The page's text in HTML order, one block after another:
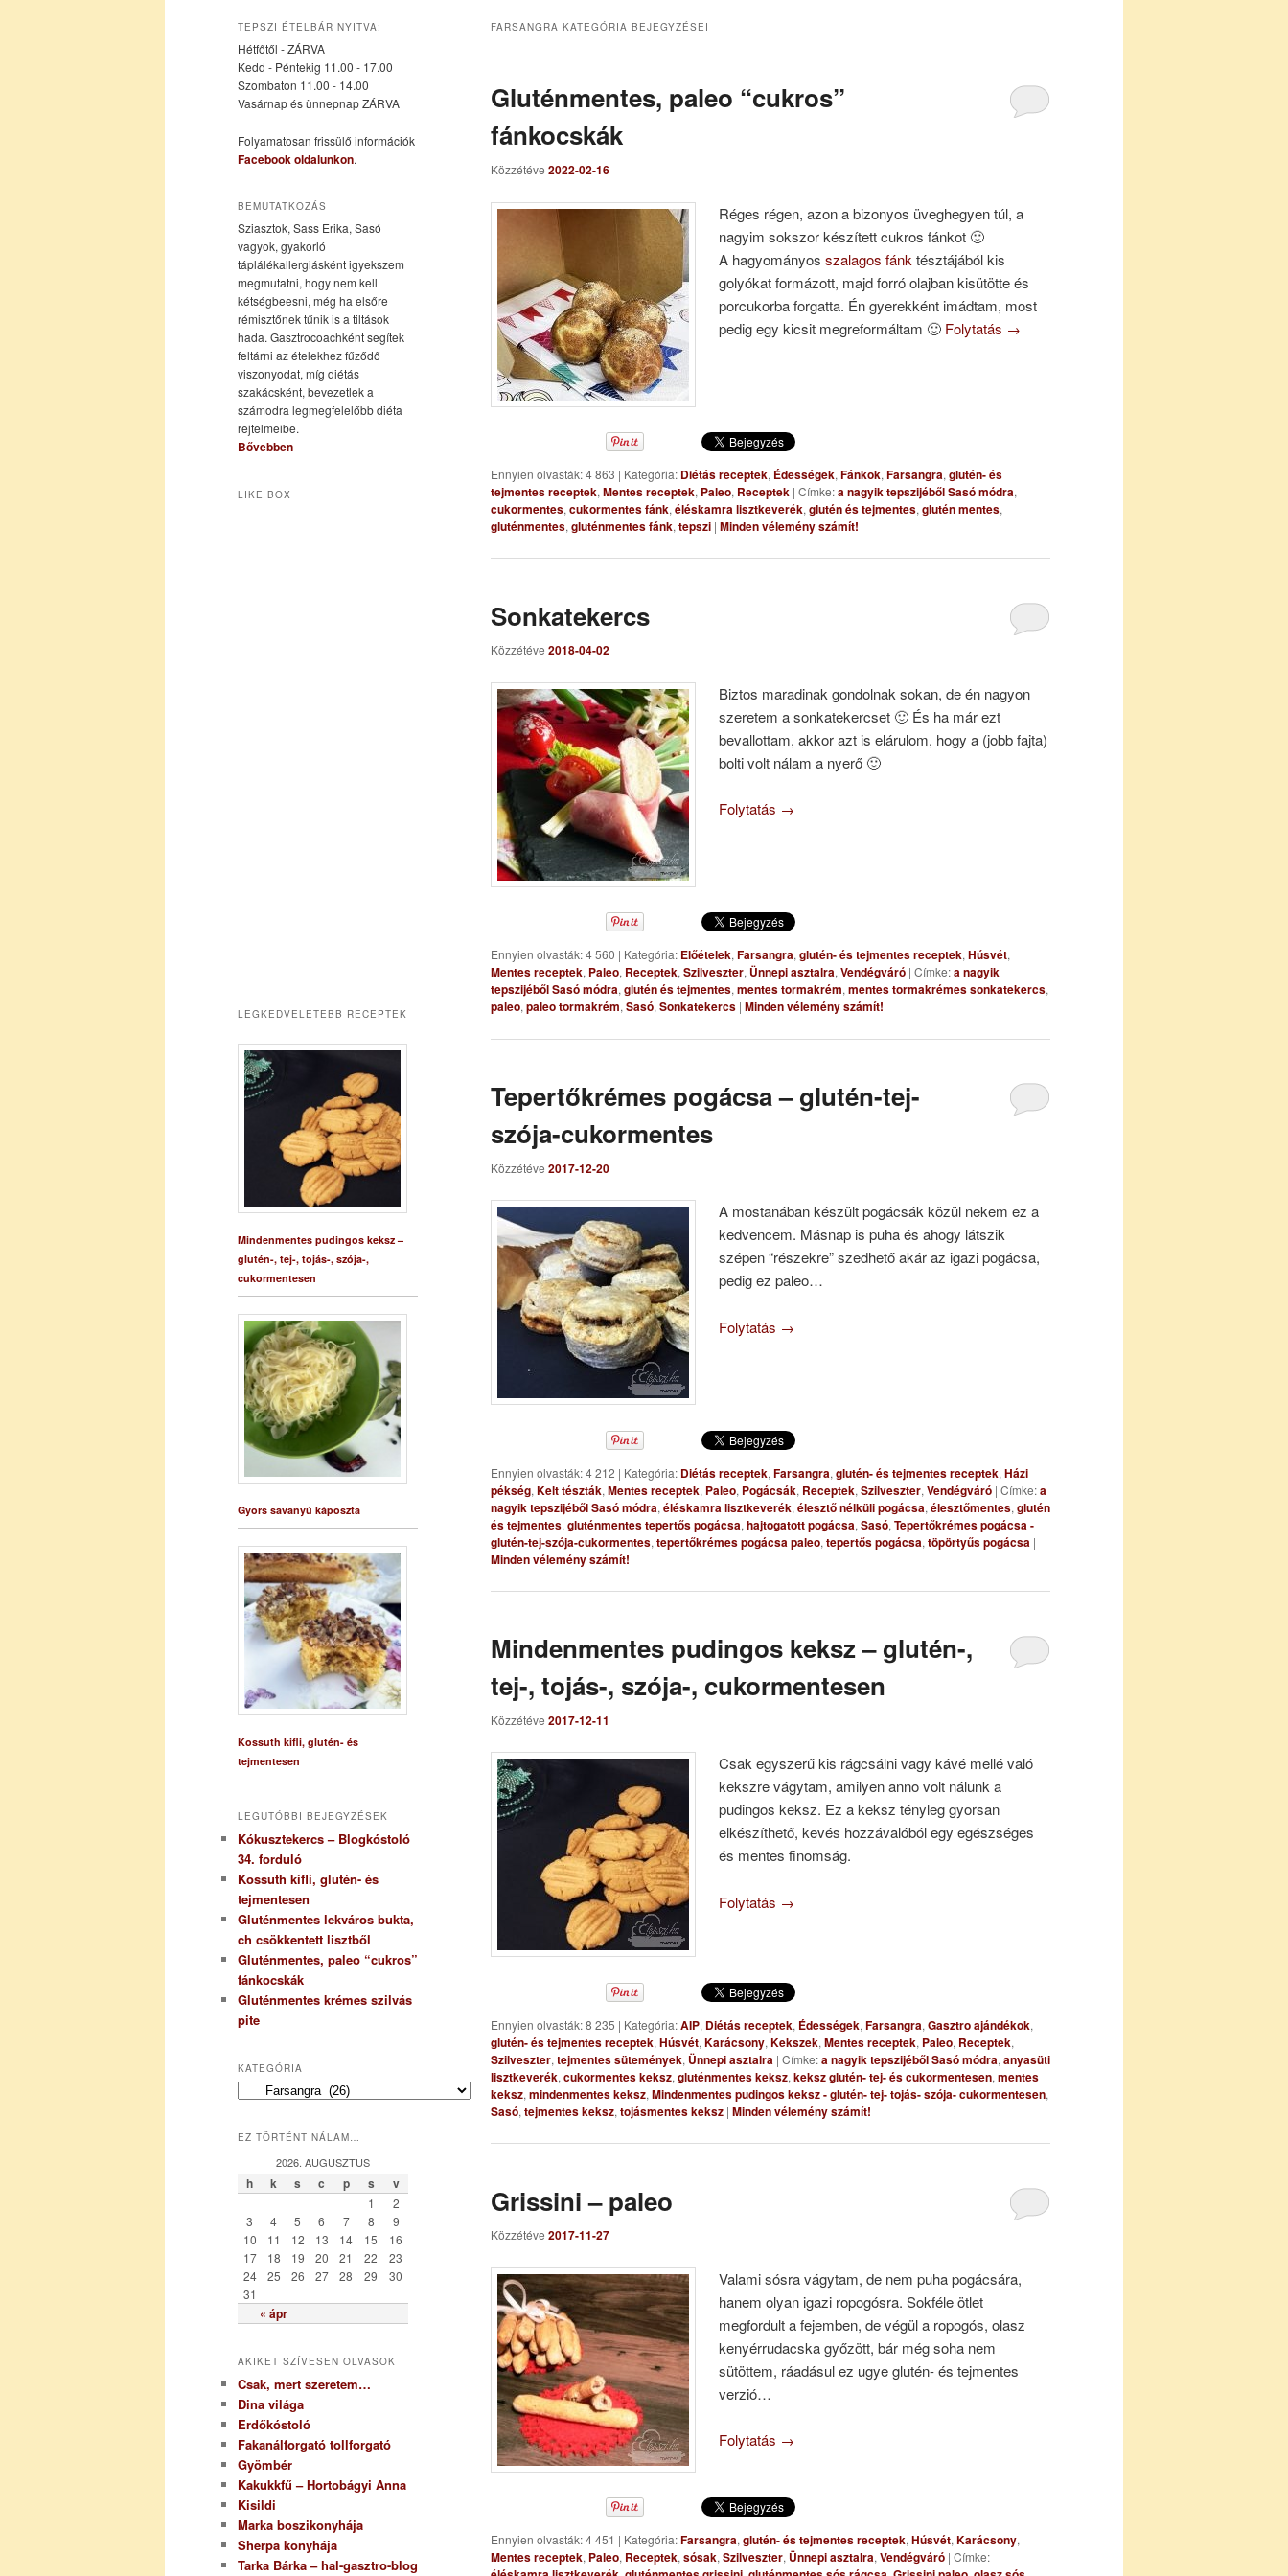
elsődleges
tartalomra
másodlagos
tartalomra
FARSANGRA KATEGÓRIA BEJEGYZÉSEI
Gluténmentes, paleo “cukros”
fánkocskák
Közzétéve 2022-02-16
Réges régen, azon a bizonyos üveghegyen túl, a
nagyim sokszor készített cukros fánkot 🙂
A hagyományosszalagos fánk tésztájából kis
golyókat formázott, majd forró olajban kisütötte és
porcukorba forgatta. Én gyerekként imádtam, most
pedig egy kicsit megreformáltam 🙂 Folytatás →
Ennyien olvasták: 4 863 | Kategória: Diétás receptek, Édességek, Fánkok, Farsangra, glutén- és
tejmentes receptek, Mentes receptek, Paleo, Receptek | Címke:a nagyik tepszijéből Sasó módra,
cukormentes, cukormentes fánk, éléskamra lisztkeverék, glutén és tejmentes, glutén mentes,
gluténmentes, gluténmentes fánk, tepszi | Minden vélemény számít!
Sonkatekercs
Közzétéve 2018-04-02
Biztos maradinak gondolnak sokan, de én nagyon
szeretem a sonkatekercset 🙂 És ha már ezt
bevallottam, akkor azt is elárulom, hogy a (jobb fajta)
bolti volt nálam a nyerő 🙂
Folytatás →
Ennyien olvasták: 4 560 | Kategória: Előételek, Farsangra, glutén- és tejmentes receptek, Húsvét,
Mentes receptek, Paleo, Receptek, Szilveszter, Ünnepi asztalra, Vendégváró | Címke:a nagyik
tepszijéből Sasó módra, glutén és tejmentes, mentes tormakrém, mentes tormakrémes sonkatekercs,
paleo, paleo tormakrém, Sasó, Sonkatekercs | Minden vélemény számít!
Tepertőkrémes pogácsa – glutén-tej-
szója-cukormentes
Közzétéve 2017-12-20
A mostanában készült pogácsák közül nekem ez a
kedvencem. Másnap is puha és ahogy látszik
szépen “részekre” szedhető akár az igazi pogácsa,
pedig ez paleo…
Folytatás →
Ennyien olvasták: 4 212 | Kategória: Diétás receptek, Farsangra, glutén- és tejmentes receptek, Házi
pékség, Kelt tészták, Mentes receptek, Paleo, Pogácsák, Receptek, Szilveszter, Vendégváró | Címke:a
nagyik tepszijéből Sasó módra, éléskamra lisztkeverék, élesztő nélküli pogácsa, élesztőmentes, glutén
és tejmentes, gluténmentes tepertős pogácsa, hajtogatott pogácsa, Sasó, Tepertőkrémes pogácsa -
glutén-tej-szója-cukormentes, tepertőkrémes pogácsa paleo, tepertős pogácsa, töpörtyűs pogácsa |
Minden vélemény számít!
Mindenmentes pudingos keksz – glutén-,
tej-, tojás-, szója-, cukormentesen
Közzétéve 2017-12-11
Csak egyszerű kis rágcsálni vagy kávé mellé való
kekszre vágytam, amilyen anno volt nálunk a
pudingos keksz. Ez a keksz tényleg gyorsan
elkészíthető, kevés hozzávalóból egy egészséges
és mentes finomság.
Folytatás →
Ennyien olvasták: 8 235 | Kategória:AIP, Diétás receptek, Édességek, Farsangra, Gasztro ajándékok,
glutén- és tejmentes receptek, Húsvét, Karácsony, Kekszek, Mentes receptek, Paleo, Receptek,
Szilveszter, tejmentes sütemények, Ünnepi asztalra | Címke:a nagyik tepszijéből Sasó módra, anyasüti
lisztkeverék, cukormentes keksz, gluténmentes keksz, keksz glutén- tej- és cukormentesen, mentes
keksz, mindenmentes keksz, Mindenmentes pudingos keksz - glutén- tej- tojás- szója- cukormentesen,
Sasó, tejmentes keksz, tojásmentes keksz | Minden vélemény számít!
Grissini – paleo
Közzétéve 2017-11-27
Valami sósra vágytam, de nem puha pogácsára,
hanem olyan igazi ropogósra. Sokféle ötlet
megfordult a fejemben, de végül a ropogós, olasz
kenyérrudacska győzött, bár még soha nem
sütöttem, ráadásul ez ugye glutén- és tejmentes
verzió…
Folytatás →
Ennyien olvasták: 4 451 | Kategória:Farsangra, glutén- és tejmentes receptek, Húsvét, Karácsony,
Mentes receptek, Paleo, Receptek, sósak, Szilveszter, Ünnepi asztalra, Vendégváró | Címke:
TEPSZI ÉTELBÁR NYITVA:
Hétfőtől - ZÁRVA
Kedd - Péntekig 11.00 - 17.00
Szombaton 11.00 - 14.00
Vasárnap és ünnepnap ZÁRVA
Folyamatosan frissülő információk
Facebook oldalunkon.
BEMUTATKOZÁS
Sziasztok, Sass Erika, Sasó
vagyok, gyakorló
táplálékallergiásként igyekszem
megmutatni, hogy nem kell
kétségbeesni, még ha elsőre
rémisztőnek tűnik is a tiltások
hada. Gasztrocoachként segítek
feltárni az ételekhez fűződő
viszonyodat, míg diétás
szakácsként, bevezetlek a
számodra legmegfelelőbb diéta
rejtelmeibe.
Bővebben
LIKE BOX
LEGKEDVELETEBB RECEPTEK
Mindenmentes pudingos keksz –
glutén-, tej-, tojás-, szója-,
cukormentesen
Gyors savanyú káposzta
Kossuth kifli, glutén- és
tejmentesen
LEGUTÓBBI BEJEGYZÉSEK
Kókusztekercs – Blogkóstoló
34. forduló
Kossuth kifli, glutén- és
tejmentesen
Gluténmentes lekváros bukta,
ch csökkentett lisztből
Gluténmentes, paleo “cukros”
fánkocskák
Gluténmentes krémes szilvás
pite
KATEGÓRIA
e
r
EZ TÖRTÉNT NÁLAM…
2026. AUGUSZTUS
h k s c p s v
« ápr
1
2
3
4 5 6 7 8
9
10
11 12 13 14 15
16
17
18 19 20 21 22
23
24
25 26 27 28 29
30
31
AKIKET SZÍVESEN OLVASOK
Csak, mert szeretem…
Dina világa
Erdőkóstoló
Fakanálforgató tollforgató
Gyömbér
Kakukkfű – Hortobágyi Anna
Kisildi
Marka boszikonyhája
Sherpa konyhája
Tarka Bárka – hal-gasztro-blog